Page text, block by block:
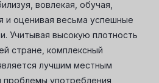
вовлекая, обучая,
и оценивая весьма успешные
Учитывая высокую плотность
стране, комплексный
лучшим местным
употребления